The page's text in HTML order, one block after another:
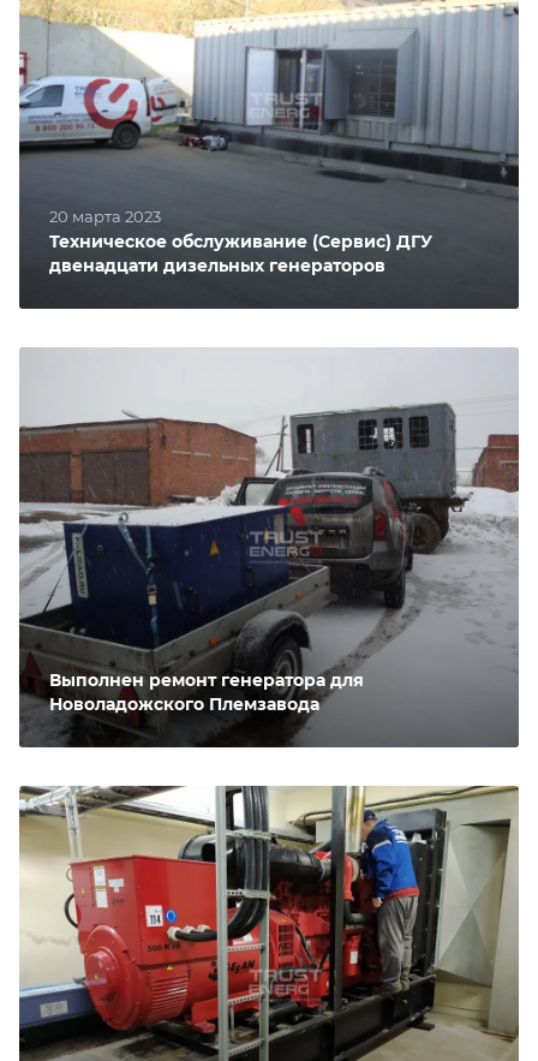
20 марта 2023
Техническое обслуживание (Сервис) ДГУ
двенадцати дизельных генераторов
Выполнен ремонт генератора для
Новоладожского Племзавода